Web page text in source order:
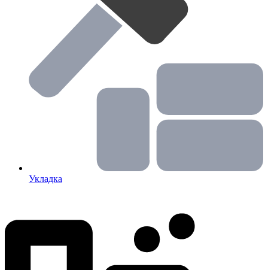
Укладка